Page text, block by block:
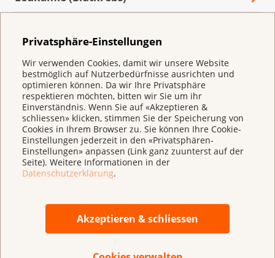
Privatsphäre-Einstellungen
Wir verwenden Cookies, damit wir unsere Website
bestmöglich auf Nutzerbedürfnisse ausrichten und
optimieren können. Da wir Ihre Privatsphäre
respektieren möchten, bitten wir Sie um ihr
Einverständnis. Wenn Sie auf «Akzeptieren &
schliessen» klicken, stimmen Sie der Speicherung von
Cookies in Ihrem Browser zu. Sie können Ihre Cookie-
Einstellungen jederzeit in den «Privatsphären-
Einstellungen» anpassen (Link ganz zuunterst auf der
Seite). Weitere Informationen in der
Datenschutzerklärung.
Akzeptieren & schliessen
Magenkrebs (Magenkarzinom)
Malignes Mesotheliom (Brustfellkrebs)
Melanom (Schwarzer Hautkrebs)
Multiples Myelom (Plasmazellmyelom)
Mundhöhlenkrebs
Nierenkrebs (Nierenzellkarzinom)
Peniskrebs (Peniskarzinom)